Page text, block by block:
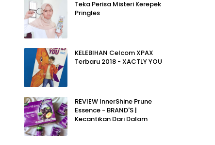
Teka Perisa Misteri Kerepek
Pringles
KELEBIHAN Celcom XPAX
Terbaru 2018 - XACTLY YOU
REVIEW InnerShine Prune
Essence - BRAND'S |
Kecantikan Dari Dalam